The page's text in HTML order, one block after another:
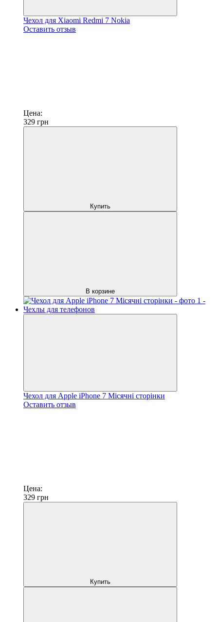
Чехол для Xiaomi Redmi 7 Nokia
Оставить отзыв
Цена:
329 грн
Купить
В корзине
Чехол для Apple iPhone 7 Місячні сторінки
Оставить отзыв
Цена:
329 грн
Купить